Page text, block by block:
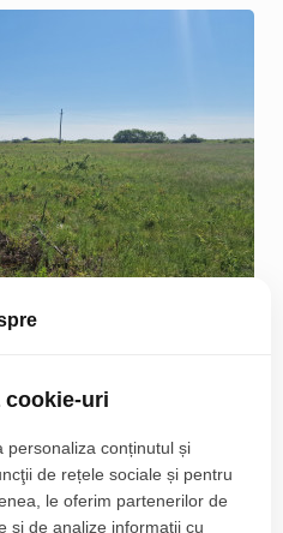
in Mosnita Veche
124.990€
2
cookie-uri
personaliza conținutul și
de rețele sociale și pentru
le oferim partenerilor de
şi de analize informații cu